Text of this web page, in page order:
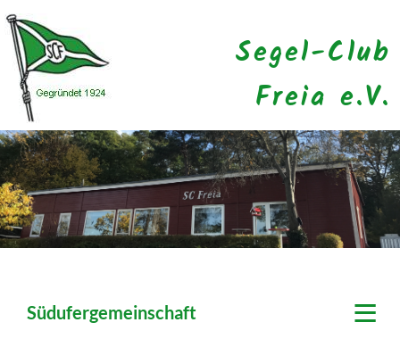
Segel-Club
Freia e.V.
Südufergemeinschaft ≡